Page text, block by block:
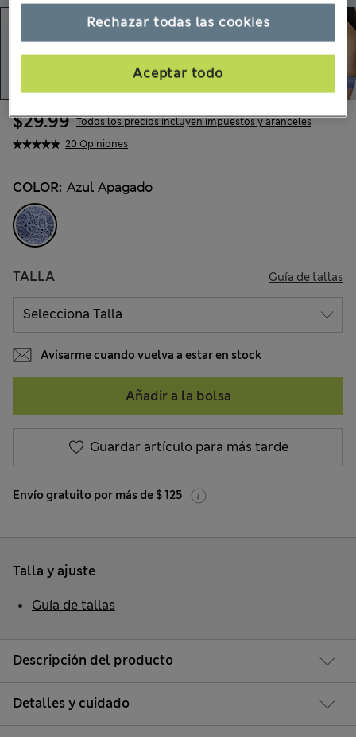
20 Opiniones
$29.99 Todos los precios incluyen impuestos y aranceles
COLOR: Azul Apagado
TALLA Guía de tallas
Avisarme cuando vuelva a estar en stock
Añadir a la bolsa
Guardar artículo para más tarde
Envío gratuito por más de $ 125
Descripción del producto
Detalles y cuidado
Talla y ajuste
Guía de tallas
Rechazar todas las cookies
Aceptar todo